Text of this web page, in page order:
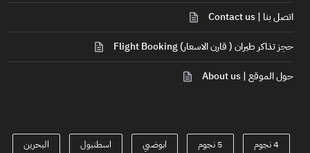
اتصل بنا | Contact us
حجز تذاكر طيران ( قارن الاسعار) Flight Booking
حول الموقع | About us
4 نجوم 5 نجوم ابوضبي اسطنبول البحرين